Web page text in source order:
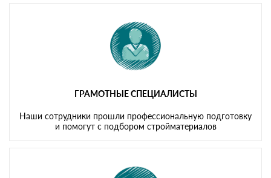
ГРАМОТНЫЕ СПЕЦИАЛИСТЫ
Наши сотрудники прошли профессиональную подготовку
и помогут с подбором стройматериалов